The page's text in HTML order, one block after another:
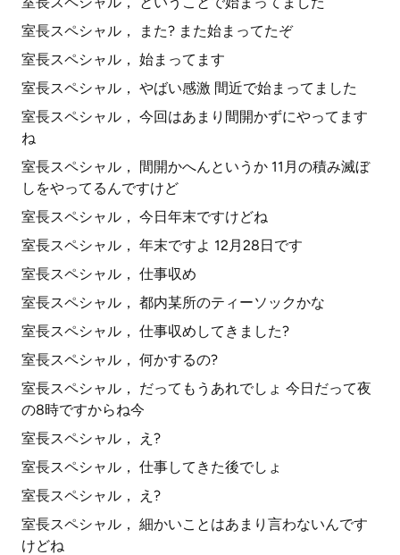
室長スペシャル， また? また始まってたぞ
室長スペシャル， 始まってます
室長スペシャル， やばい感激 間近で始まってました
室長スペシャル， 今回はあまり間開かずにやってます
ね
室長スペシャル， 間開かへんというか 11月の積み滅ぼ
しをやってるんですけど
室長スペシャル， 今日年末ですけどね
室長スペシャル， 年末ですよ 12月28日です
室長スペシャル， 仕事収め
室長スペシャル， 都内某所のティーソックかな
室長スペシャル， 仕事収めしてきました?
室長スペシャル， 何かするの?
室長スペシャル， だってもうあれでしょ 今日だって夜
の8時ですからね今
室長スペシャル， え?
室長スペシャル， 仕事してきた後でしょ
室長スペシャル， え?
室長スペシャル， 細かいことはあまり言わないんです
けどね